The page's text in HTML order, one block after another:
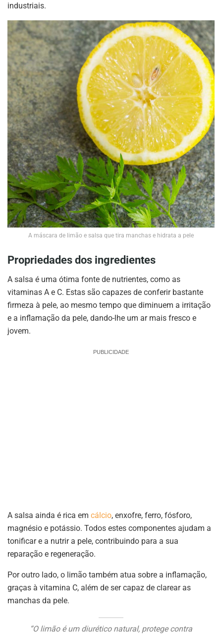
industriais.
A máscara de limão e salsa que tira manchas e hidrata a pele
Propriedades dos ingredientes
A salsa é uma ótima fonte de nutrientes, como as
vitaminas A e C. Estas são capazes de conferir bastante
firmeza à pele, ao mesmo tempo que diminuem a irritação
e a inflamação da pele, dando-lhe um ar mais fresco e
jovem.
PUBLICIDADE
A salsa ainda é rica em cálcio, enxofre, ferro, fósforo,
magnésio e potássio. Todos estes componentes ajudam a
tonificar e a nutrir a pele, contribuindo para a sua
reparação e regeneração.
Por outro lado, o limão também atua sobre a inflamação,
graças à vitamina C, além de ser capaz de clarear as
manchas da pele.
“O limão é um diurético natural, protege contra